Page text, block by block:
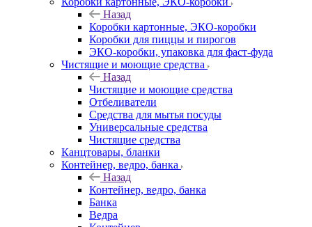
Назад
Коробки картонные, ЭКО-коробки
Коробки для пиццы и пирогов
ЭКО-коробки, упаковка для фаст-фуда
Чистящие и моющие средства
Назад
Чистящие и моющие средства
Отбеливатели
Средства для мытья посуды
Универсальные средства
Чистящие средства
Канцтовары, бланки
Контейнер, ведро, банка
Назад
Контейнер, ведро, банка
Банка
Ведра